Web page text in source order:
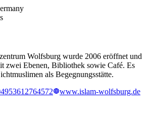
Wolfsburg wurde 2006 eröffnet und
zwei Ebenen, Bibliothek sowie Café. Es
als Begegnungsstätte.
www.islam-wolfsburg.de